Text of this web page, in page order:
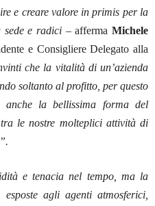
e creare valore in primis per la
e radici –affermaMichele
e Consigliere Delegato alla
che la vitalità di un’azienda
soltanto al profitto, per questo
la bellissima forma del
le nostre molteplici attività di
e tenacia nel tempo, ma la
agli agenti atmosferici,